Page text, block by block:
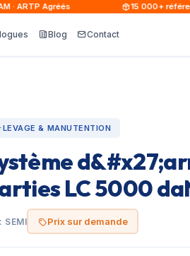
· ARTP Agréés 15 000+
Blog Contact
LEVAGE & MANUTENTION
LC 5000
SEMI Prix sur demande